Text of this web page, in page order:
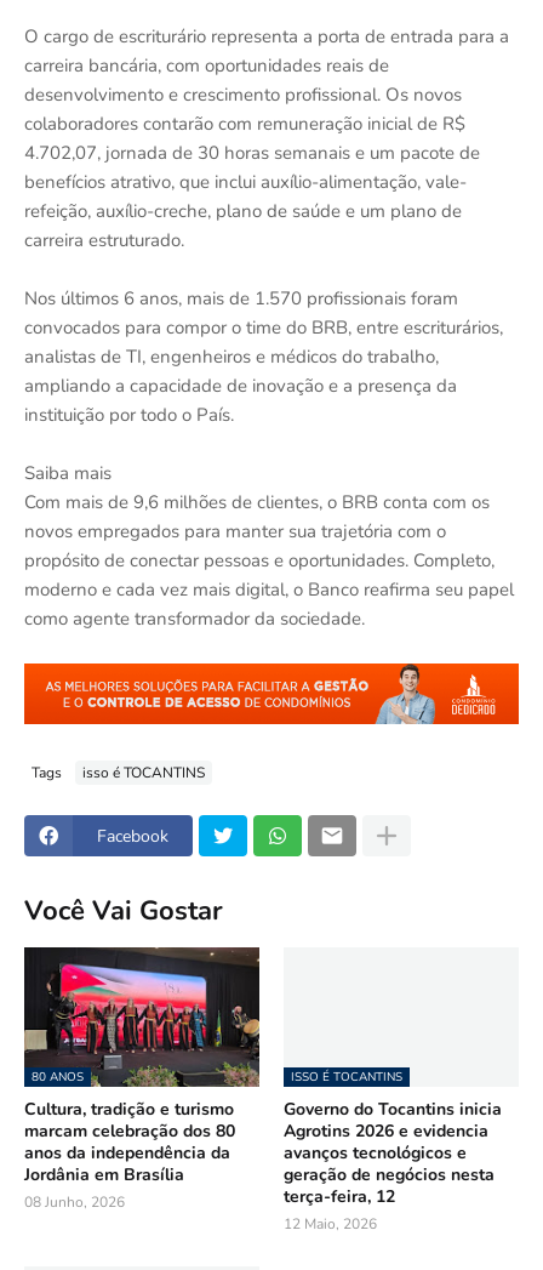
O cargo de escriturário representa a porta de entrada para a
carreira bancária, com oportunidades reais de
desenvolvimento e crescimento profissional. Os novos
colaboradores contarão com remuneração inicial de R$
4.702,07, jornada de 30 horas semanais e um pacote de
benefícios atrativo, que inclui auxílio-alimentação, vale-
refeição, auxílio-creche, plano de saúde e um plano de
carreira estruturado.
Nos últimos 6 anos, mais de 1.570 profissionais foram
convocados para compor o time do BRB, entre escriturários,
analistas de TI, engenheiros e médicos do trabalho,
ampliando a capacidade de inovação e a presença da
instituição por todo o País.
Saiba mais
Com mais de 9,6 milhões de clientes, o BRB conta com os
novos empregados para manter sua trajetória com o
propósito de conectar pessoas e oportunidades. Completo,
moderno e cada vez mais digital, o Banco reafirma seu papel
como agente transformador da sociedade.
Tags isso é TOCANTINS
Facebook
Você Vai Gostar
80 ANOS
Cultura, tradição e turismo
marcam celebração dos 80
anos da independência da
Jordânia em Brasília
08 Junho, 2026
ISSO É TOCANTINS
Governo do Tocantins inicia
Agrotins 2026 e evidencia
avanços tecnológicos e
geração de negócios nesta
terça-feira, 12
12 Maio, 2026